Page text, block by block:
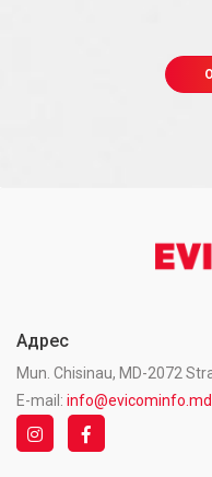
Адрес
Mun. Chisinau, MD-2072
E-mail: info@evicominfo.md